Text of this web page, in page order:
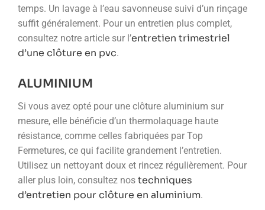
temps. Un lavage à l’eau savonneuse suivi d’un rinçage
suffit généralement. Pour un entretien plus complet,
consultez notre article sur l’entretien trimestriel
d’une clôture en pvc.
ALUMINIUM
Si vous avez opté pour une clôture aluminium sur
mesure, elle bénéficie d’un thermolaquage haute
résistance, comme celles fabriquées par Top
Fermetures, ce qui facilite grandement l’entretien.
Utilisez un nettoyant doux et rincez régulièrement. Pour
aller plus loin, consultez nos techniques
d’entretien pour clôture en aluminium.